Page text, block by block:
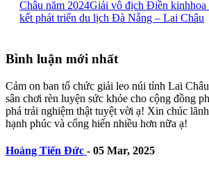
Châu năm 2024Giải vô địch Điền kinhhoa
kết phát triển du lịch Đà Nẵng – Lai Châu
Bình luận mới nhất
Cảm on ban tổ chức giải leo núi tỉnh Lai
sân chơi rèn luyện sức khỏe cho cộng đồng
phá trải nghiệm thật tuyệt vời ạ! Xin chúc
hạnh phúc và cống hiến nhiều hơn nữa ạ!
Hoàng Tiến Đức - 05 Mar, 2025